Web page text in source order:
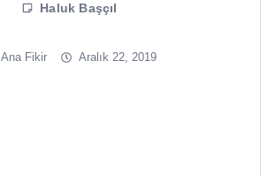
Haluk Başçıl
Ana Fikir Aralık 22, 2019